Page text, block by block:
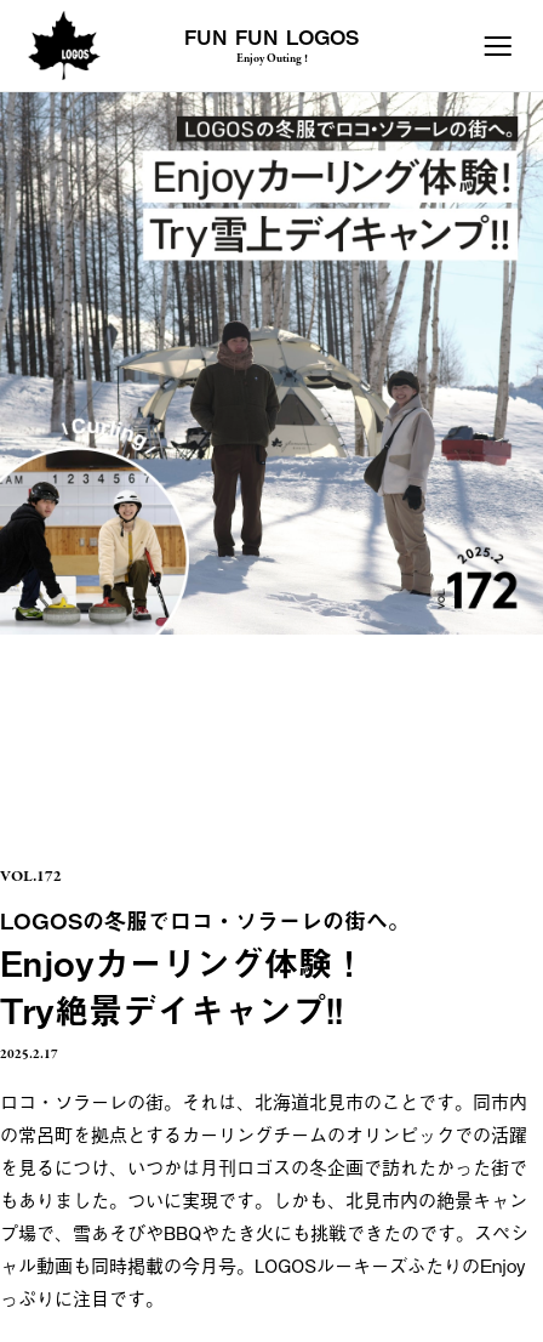
FUN FUN LOGOS
Enjoy Outing !
VOL.172
LOGOSの冬服でロコ・ソラーレの街へ。
Enjoyカーリング体験！
Try絶景デイキャンプ!!
2025.2.17
ロコ・ソラーレの街。それは、北海道北見市のことです。同市内
の常呂町を拠点とするカーリングチームのオリンピックでの活躍
を見るにつけ、いつかは月刊ロゴスの冬企画で訪れたかった街で
もありました。ついに実現です。しかも、北見市内の絶景キャン
プ場で、雪あそびやBBQやたき火にも挑戦できたのです。スペシ
ャル動画も同時掲載の今月号。LOGOSルーキーズふたりのEnjoy
っぷりに注目です。